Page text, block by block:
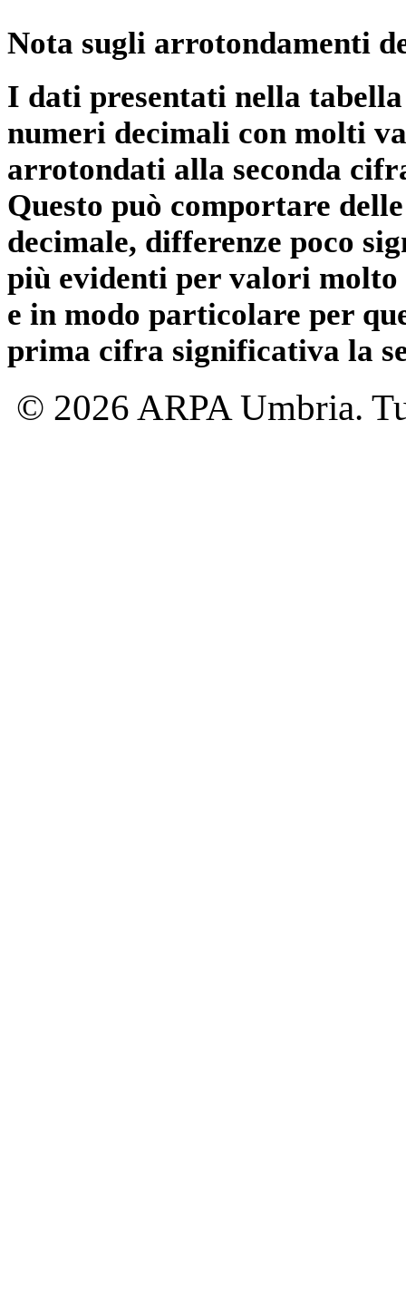
Nota sugli arrotondamenti
I dati presentati nella
numeri decimali con molti
arrotondati alla seconda
Questo può comportare
decimale, differenze poco
più evidenti per valori
e in modo particolare per
prima cifra significativa la
© 2026 ARPA Umbria.